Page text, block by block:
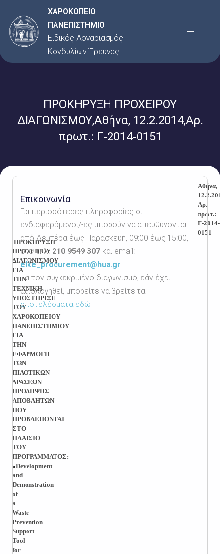
στο
περιεχόμενο
ΧΑΡΟΚΟΠΕΙΟ
ΠΑΝΕΠΙΣΤΗΜΙΟ
Ειδικός Λογαριασμός
Κονδυλίων Έρευνας
Menu
ΠΡΟΚΗΡΥΞΗ ΠΡΟΧΕΙΡΟΥ
ΔΙΑΓΩΝΙΣΜΟΥ,Αθήνα, 12.2.2014,Αρ.
πρωτ.: Γ-2014-0151
Αθήνα,
12.2
Αρ.
πρωτ.:
Γ-2014-
0151
ΠΡΟΚΗΡΥΞΗ
ΠΡΟΧΕΙΡΟΥ
ΔΙΑΓΩΝΙΣΜΟΥ
ΓΙΑ
ΤΗΝ
ΤΕΧΝΙΚΗ
ΥΠΟΣΤΗΡΙΞΗ
ΤΟΥ
ΧΑΡΟΚΟΠΕΙΟΥ
ΠΑΝΕΠΙΣΤΗΜΙΟΥ
ΓΙΑ
ΤΗΝ
ΕΦΑΡΜΟΓΗ
ΤΩΝ
ΠΙΛΟΤΙΚΩΝ
ΔΡΑΣΕΩΝ
ΠΡΟΛΗΨΗΣ
ΑΠΟΒΛΗΤΩΝ
ΠΟΥ
ΠΡΟΒΛΕΠΟΝΤΑΙ
ΣΤΟ
ΠΛΑΙΣΙΟ
ΤΟΥ
ΠΡΟΓΡΑΜΜΑΤΟΣ:
«Development
and
Demonstration
of
a
Waste
Prevention
Support
Tool
for
Επικοινωνία
Για περισσότερες πληροφορίες οι
ενδιαφερόμενοι/-ες μπορούν να απευθύνονται
από Δευτέρα έως Παρασκευή, 09:00 έως 15:00,
στο τηλ. 210 9549 307 και email:
elke_procurement@hua.gr
Για τον συγκεκριμένο διαγωνισμό, εάν έχει
αξιολογηθεί, μπορείτε να βρείτε τα
αποτελέσματα εδώ